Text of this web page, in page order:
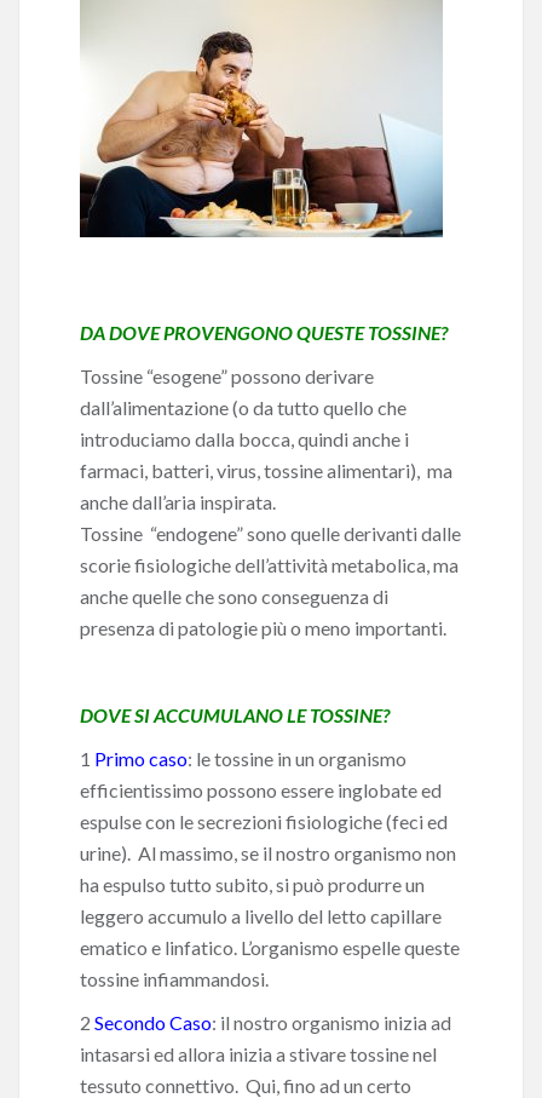
DA DOVE PROVENGONO QUESTE TOSSINE?
Tossine “esogene” possono derivare
dall’alimentazione (o da tutto quello che
introduciamo dalla bocca, quindi anche i
farmaci, batteri, virus, tossine alimentari), ma
anche dall’aria inspirata.
Tossine “endogene” sono quelle derivanti dalle
scorie fisiologiche dell’attività metabolica, ma
anche quelle che sono conseguenza di
presenza di patologie più o meno importanti.
DOVE SI ACCUMULANO LE TOSSINE?
1 Primo caso: le tossine in un organismo
efficientissimo possono essere inglobate ed
espulse con le secrezioni fisiologiche (feci ed
urine). Al massimo, se il nostro organismo non
ha espulso tutto subito, si può produrre un
leggero accumulo a livello del letto capillare
ematico e linfatico. L’organismo espelle queste
tossine infiammandosi.
2 Secondo Caso: il nostro organismo inizia ad
intasarsi ed allora inizia a stivare tossine nel
tessuto connettivo. Qui, fino ad un certo